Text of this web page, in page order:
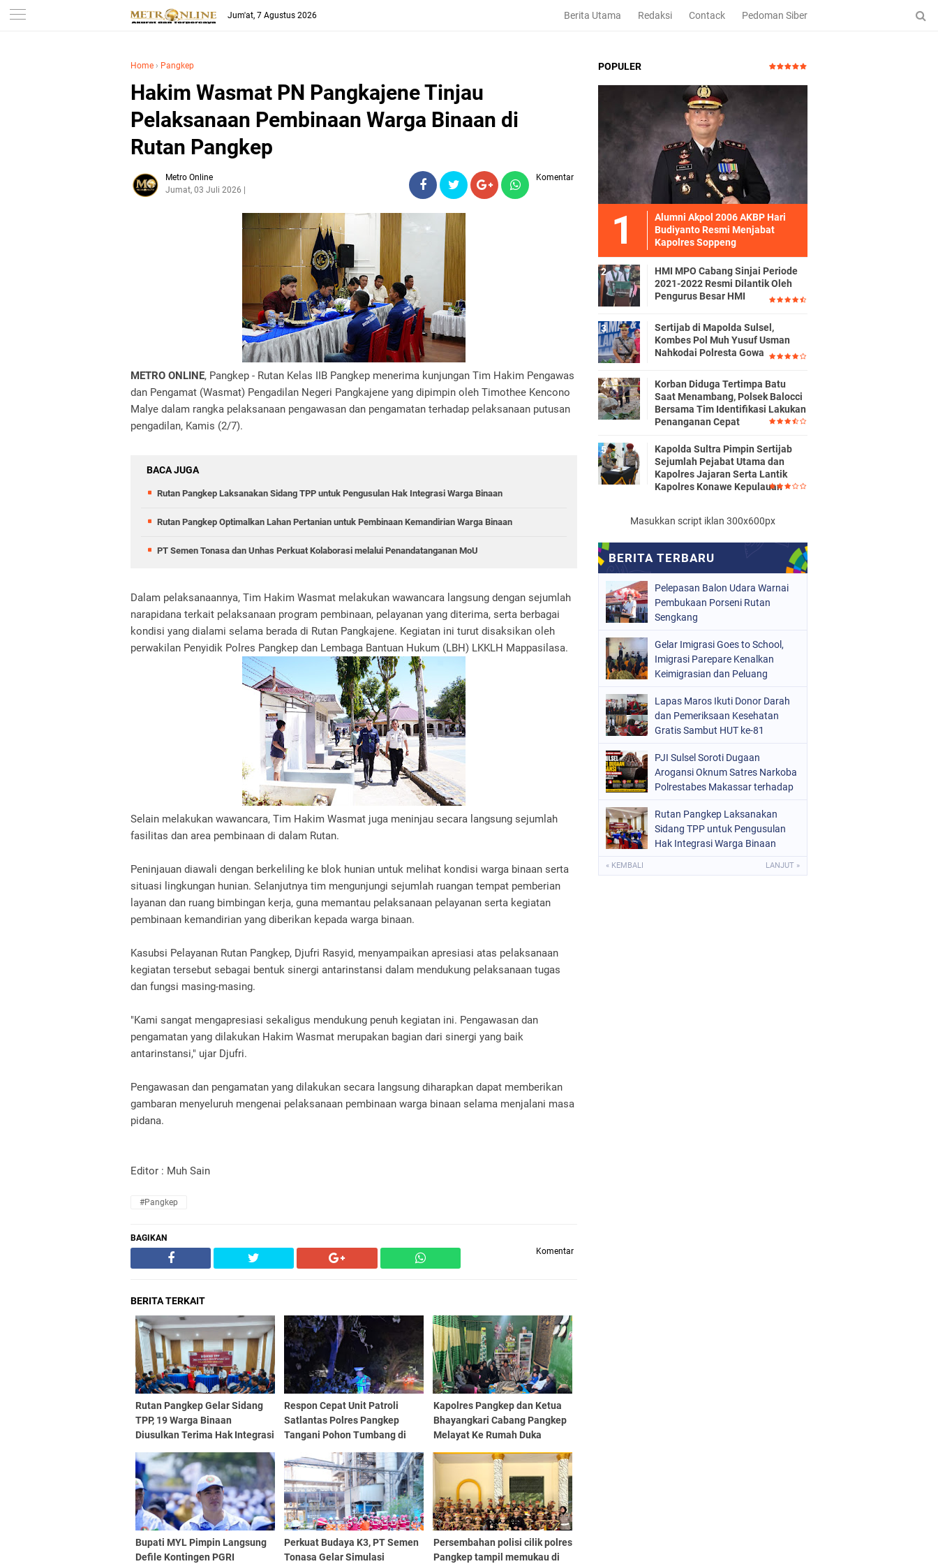
Jum'at, 7 Agustus 2026 Berita Utama Redaksi Contack Pedoman Siber
Home › Pangkep
Hakim Wasmat PN Pangkajene Tinjau
Pelaksanaan Pembinaan Warga Binaan di
Rutan Pangkep
Metro Online
Jumat, 03 Juli 2026
Komentar
METRO ONLINE, Pangkep - Rutan Kelas IIB Pangkep menerima kunjungan Tim Hakim Pengawas
dan Pengamat (Wasmat) Pengadilan Negeri Pangkajene yang dipimpin oleh Timothee Kencono
Malye dalam rangka pelaksanaan pengawasan dan pengamatan terhadap pelaksanaan putusan
pengadilan, Kamis (2/7).
BACA JUGA
Rutan Pangkep Laksanakan Sidang TPP untuk Pengusulan Hak Integrasi Warga Binaan
Rutan Pangkep Optimalkan Lahan Pertanian untuk Pembinaan Kemandirian Warga Binaan
PT Semen Tonasa dan Unhas Perkuat Kolaborasi melalui Penandatanganan MoU
Dalam pelaksanaannya, Tim Hakim Wasmat melakukan wawancara langsung dengan sejumlah
narapidana terkait pelaksanaan program pembinaan, pelayanan yang diterima, serta berbagai
kondisi yang dialami selama berada di Rutan Pangkajene. Kegiatan ini turut disaksikan oleh
perwakilan Penyidik Polres Pangkep dan Lembaga Bantuan Hukum (LBH) LKKLH Mappasilasa.
Selain melakukan wawancara, Tim Hakim Wasmat juga meninjau secara langsung sejumlah
fasilitas dan area pembinaan di dalam Rutan.
Peninjauan diawali dengan berkeliling ke blok hunian untuk melihat kondisi warga binaan serta
situasi lingkungan hunian. Selanjutnya tim mengunjungi sejumlah ruangan tempat pemberian
layanan dan ruang bimbingan kerja, guna memantau pelaksanaan pelayanan serta kegiatan
pembinaan kemandirian yang diberikan kepada warga binaan.
Kasubsi Pelayanan Rutan Pangkep, Djufri Rasyid, menyampaikan apresiasi atas pelaksanaan
kegiatan tersebut sebagai bentuk sinergi antarinstansi dalam mendukung pelaksanaan tugas
dan fungsi masing-masing.
"Kami sangat mengapresiasi sekaligus mendukung penuh kegiatan ini. Pengawasan dan
pengamatan yang dilakukan Hakim Wasmat merupakan bagian dari sinergi yang baik
antarinstansi," ujar Djufri.
Pengawasan dan pengamatan yang dilakukan secara langsung diharapkan dapat memberikan
gambaran menyeluruh mengenai pelaksanaan pembinaan warga binaan selama menjalani masa
pidana.
Editor : Muh Sain
#Pangkep
BAGIKAN
Komentar
BERITA TERKAIT
Rutan Pangkep Gelar Sidang
TPP, 19 Warga Binaan
Diusulkan Terima Hak Integrasi
Respon Cepat Unit Patroli
Satlantas Polres Pangkep
Tangani Pohon Tumbang di
Kapolres Pangkep dan Ketua
Bhayangkari Cabang Pangkep
Melayat Ke Rumah Duka
Bupati MYL Pimpin Langsung
Defile Kontingen PGRI
Perkuat Budaya K3, PT Semen
Tonasa Gelar Simulasi
Persembahan polisi cilik polres
Pangkep tampil memukau di
POPULER
Alumni Akpol 2006 AKBP Hari
Budiyanto Resmi Menjabat
Kapolres Soppeng
HMI MPO Cabang Sinjai Periode
2021-2022 Resmi Dilantik Oleh
Pengurus Besar HMI
Sertijab di Mapolda Sulsel,
Kombes Pol Muh Yusuf Usman
Nahkodai Polresta Gowa
Korban Diduga Tertimpa Batu
Saat Menambang, Polsek Balocci
Bersama Tim Identifikasi Lakukan
Penanganan Cepat
Kapolda Sultra Pimpin Sertijab
Sejumlah Pejabat Utama dan
Kapolres Jajaran Serta Lantik
Kapolres Konawe Kepulauan
Masukkan script iklan 300x600px
Pelepasan Balon Udara Warnai
Pembukaan Porseni Rutan
Sengkang
Gelar Imigrasi Goes to School,
Imigrasi Parepare Kenalkan
Keimigrasian dan Peluang
Lapas Maros Ikuti Donor Darah
dan Pemeriksaan Kesehatan
Gratis Sambut HUT ke-81
PJI Sulsel Soroti Dugaan
Arogansi Oknum Satres Narkoba
Polrestabes Makassar terhadap
Rutan Pangkep Laksanakan
Sidang TPP untuk Pengusulan
Hak Integrasi Warga Binaan
« KEMBALI LANJUT »